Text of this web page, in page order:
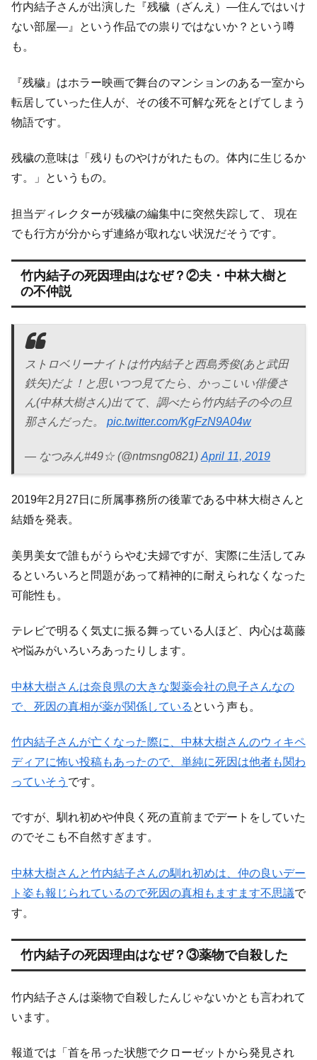
竹内結子さんが出演した『残穢（ざんえ）―住んではいけ
ない部屋―』という作品での祟りではないか？という噂
も。
『残穢』はホラー映画で舞台のマンションのある一室から
転居していった住人が、その後不可解な死をとげてしまう
物語です。
残穢の意味は「残りものやけがれたもの。体内に生じるか
す。」というもの。
担当ディレクターが残穢の編集中に突然失踪して、 現在
でも行方が分からず連絡が取れない状況だそうです。
竹内結子の死因理由はなぜ？②夫・中林大樹と
の不仲説
ストロベリーナイトは竹内結子と西島秀俊(あと武田
鉄矢)だよ！と思いつつ見てたら、かっこいい俳優さ
ん(中林大樹さん)出てて、調べたら竹内結子の今の旦
那さんだった。 pic.twitter.com/KgFzN9A04w
— なつみん#49☆ (@ntmsng0821) April 11, 2019
2019年2月27日に所属事務所の後輩である中林大樹さんと
結婚を発表。
美男美女で誰もがうらやむ夫婦ですが、実際に生活してみ
るといろいろと問題があって精神的に耐えられなくなった
可能性も。
テレビで明るく気丈に振る舞っている人ほど、内心は葛藤
や悩みがいろいろあったりします。
中林大樹さんは奈良県の大きな製薬会社の息子さんなの
で、死因の真相が薬が関係している という声も。
竹内結子さんが亡くなった際に、中林大樹さんのウィキペ
ディアに怖い投稿もあったので、単純に死因は他者も関わ
っていそう です。
ですが、馴れ初めや仲良く死の直前までデートをしていた
のでそこも不自然すぎます。
中林大樹さんと竹内結子さんの馴れ初めは、仲の良いデー
ト姿も報じられているので死因の真相もますます不思議で
す。
竹内結子の死因理由はなぜ？③薬物で自殺した
竹内結子さんは薬物で自殺したんじゃないかとも言われて
います。
報道では「首を吊った状態でクローゼットから発見され